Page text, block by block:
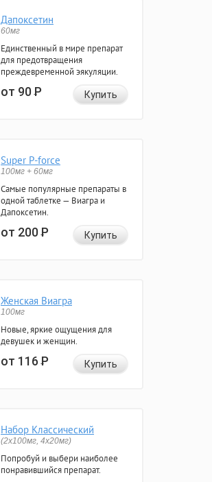
Дапоксетин
60мг
Единственный в мире препарат
для предотвращения
преждевременной эякуляции.
от 90Р Купить
Super P-force
100мг + 60мг
Самые популярные препараты в
одной таблетке — Виагра и
Дапоксетин.
от 200Р Купить
Женская Виагра
100мг
Новые, яркие ощущения для
девушек и женщин.
от 116Р Купить
Набор Классический
(2x100мг, 4x20мг)
Попробуй и выбери наиболее
понравившийся препарат.